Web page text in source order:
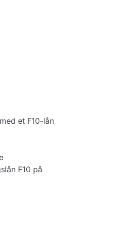
et F10-lån
F10 på